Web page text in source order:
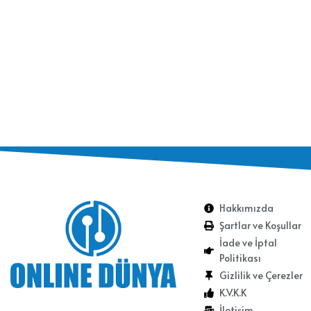
Hakkımızda
Şartlar ve Koşullar
İade ve İptal
Politikası
Gizlilik ve Çerezler
K.V.K.K